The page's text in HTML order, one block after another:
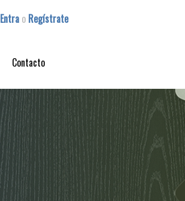
Entra o Regístrate
Contacto